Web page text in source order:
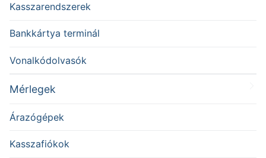
Kasszarendszerek
Bankkártya terminál
Vonalkódolvasók
Mérlegek
Árazógépek
Kasszafiókok